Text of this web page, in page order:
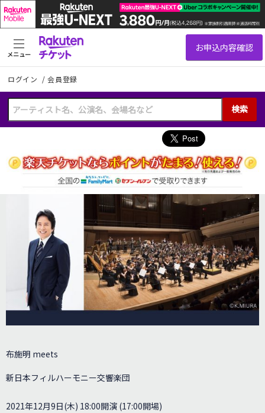
ログイン /会員登録
検索
メニュー
布施明 meets
新日本フィルハーモニー交響楽団
2021年12月9日(木) 18:00開演 (17:00開場)